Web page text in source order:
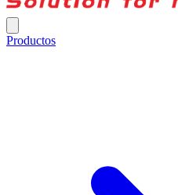
Productos